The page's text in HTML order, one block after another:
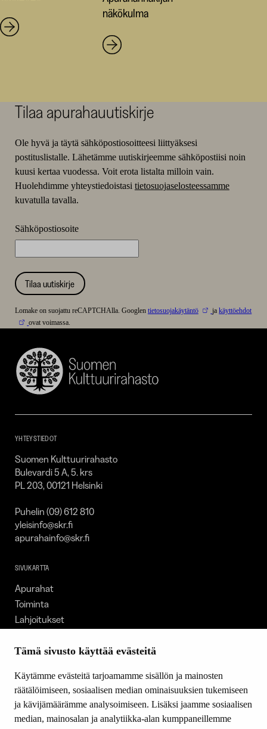
Tämä sivusto käyttää evästeitä
Käytämme evästeitä tarjoamamme sisällön ja mainosten
räätälöimiseen, sosiaalisen median ominaisuuksien tukemiseen
ja kävijämäärämme analysoimiseen. Lisäksi jaamme sosiaalisen
median, mainosalan ja analytiikka-alan kumppaneillemme
näkökulma
Tilaa apurahauutiskirje
Ole hyvä ja täytä sähköpostiosoitteesi liittyäksesi
postituslistalle. Lähetämme uutiskirjeemme sähköpostiisi noin
kuusi kertaa vuodessa. Voit erota listalta milloin vain.
Huolehdimme yhteystiedoistasi tietosuojaselosteessamme
kuvatulla tavalla.
Sähköpostiosoite
Tilaa uutiskirje
Lomake on suojattu reCAPTCHAlla. Googlen tietosuojakäytäntö jakäyttöehdot
ovat voimassa.
Suomen
Kulttuurirahasto
YHTEYSTIEDOT
Suomen Kulttuurirahasto
Bulevardi 5 A, 5. krs
PL 203, 00121 Helsinki
Puhelin (09) 612 810
yleisinfo@skr.fi
apurahainfo@skr.fi
SIVUKARTTA
Apurahat
Toiminta
Lahjoitukset
Ajankohtaista
Yhteystiedot
SEURAA MEITÄ